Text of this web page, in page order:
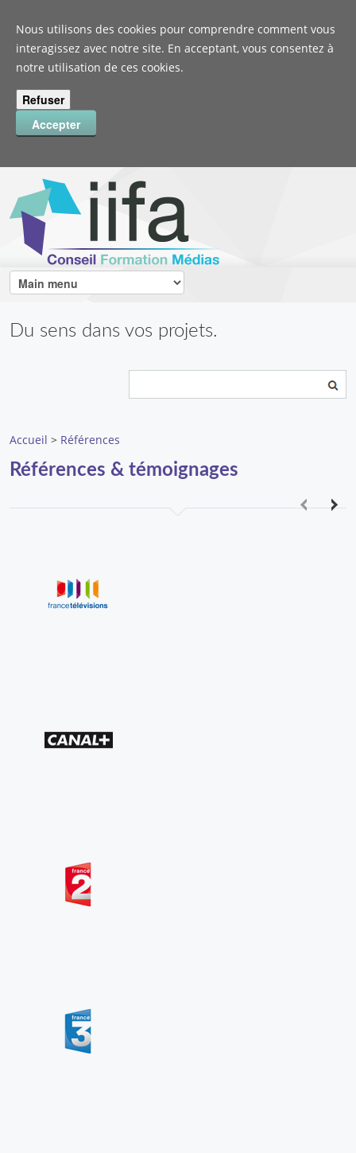
Nous utilisons des cookies pour comprendre comment vous
interagissez avec notre site. En acceptant, vous consentez à
notre utilisation de ces cookies.
Du sens dans vos projets.
Accueil > Références
Références & témoignages